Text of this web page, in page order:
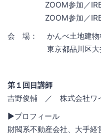
ZOOM参加／
ZOOM参加／
会 場： かんべ土地建物
東京都品川区大井
第１回目講師
吉野俊輔 ／ 株式会社ワ
▶プロフィール
財閥系不動産会社、大手経